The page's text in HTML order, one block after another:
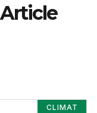
CLIMAT